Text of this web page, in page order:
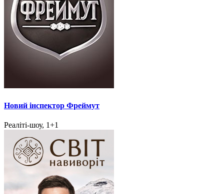
Новий інспектор Фреймут
Реаліті-шоу, 1+1